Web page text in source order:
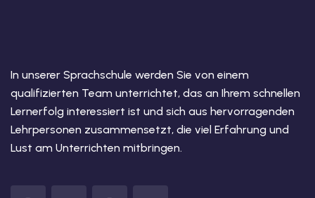
In unserer Sprachschule werden Sie von einem
qualifizierten Team unterrichtet, das an Ihrem schnellen
Lernerfolg interessiert ist und sich aus hervorragenden
Lehrpersonen zusammensetzt, die viel Erfahrung und
Lust am Unterrichten mitbringen.